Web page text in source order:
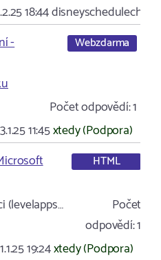
18:44
-
Webzdarma
Počet odpovědí:1
11:45xtedy (Podpora)
HTML
(levelapps…
Počet
odpovědí:1
19:24xtedy (Podpora)